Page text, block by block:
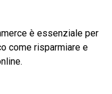
è essenziale per
come risparmiare e